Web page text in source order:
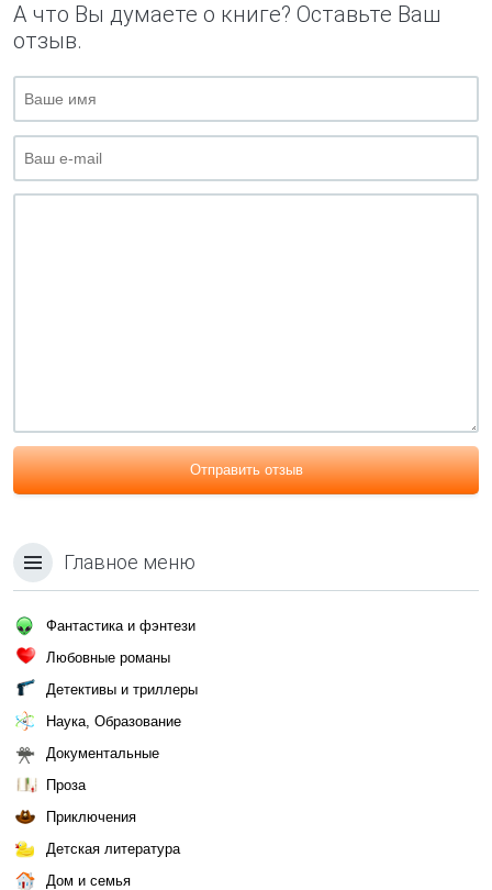
А что Вы думаете о книге? Оставьте Ваш
отзыв.
Отправить отзыв
Главное меню
Фантастика и фэнтези
Любовные романы
Детективы и триллеры
Наука, Образование
Документальные
Проза
Приключения
Детская литература
Дом и семья